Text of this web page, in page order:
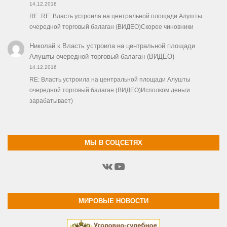
14.12.2016
RE: RE: Власть устроила на центральной площади Алушты
очередной торговый балаган (ВИДЕО)Скорее чиновники
Николайк Власть устроила на центральной площади
Алушты очередной торговый балаган (ВИДЕО)
14.12.2016
RE: Власть устроила на центральной площади Алушты
очередной торговый балаган (ВИДЕО)Исполком деньги
зарабатывает)
МЫ В СОЦСЕТЯХ
ВКонтакте
YouTube
МИРОВЫЕ НОВОСТИ